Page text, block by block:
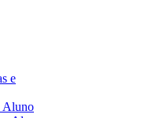
e
Aluno